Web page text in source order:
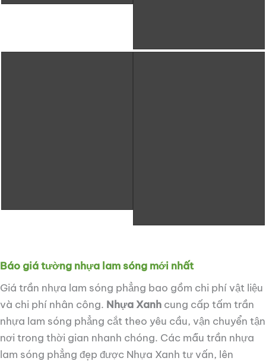
Báo giá tường nhựa lam sóng mới nhất
Giá trần nhựa lam sóng phẳng bao gồm chi phí vật liệu
và chi phí nhân công. Nhựa Xanh cung cấp tấm trần
nhựa lam sóng phẳng cắt theo yêu cầu, vận chuyển tận
nơi trong thời gian nhanh chóng. Các mẫu trần nhựa
lam sóng phẳng đẹp được Nhựa Xanh tư vấn, lên